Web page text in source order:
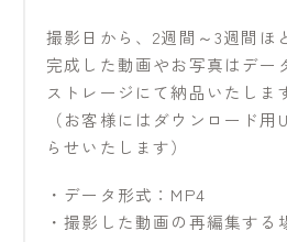
撮影日から、2週間～3週間ほ
完成した動画やお写真はデー
ストレージにて納品いたしま
（お客様にはダウンロード
らせいたします）
・データ形式：MP4
・撮影した動画の再編集す